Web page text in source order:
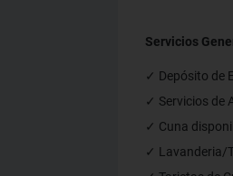
Servicios
✓ Depósito de
✓ Servicios de
✓ Cuna
✓ Lavanderia/